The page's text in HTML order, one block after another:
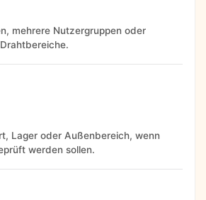
mehrere Nutzergruppen oder
Lager oder Außenbereich, wenn
werden sollen.